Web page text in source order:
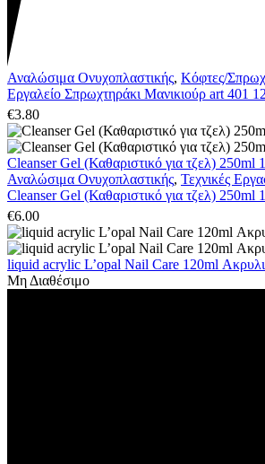
Αναλώσιμα Ονυχοπλαστικής, Κόφτες/
Εργαλείο Σπρωχτηράκι Μανικιούρ art 401
€3.80
Cleanser Gel (Καθαριστικό για τζελ) 250ml
Αναλώσιμα Ονυχοπλαστικής, Τεχνικές
Cleanser Gel (Καθαριστικό για τζελ) 250ml
€6.00
liquid acrylic L’opal Nail Care 120ml
Μη Διαθέσιμο